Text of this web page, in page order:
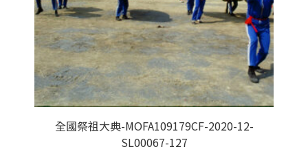
全國祭祖大典-MOFA109179CF-2020-12-
SL00067-127